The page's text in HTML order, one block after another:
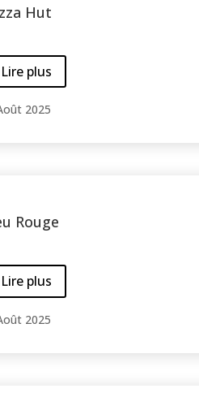
Hut
Lire plus
2025
Rouge
Lire plus
2025